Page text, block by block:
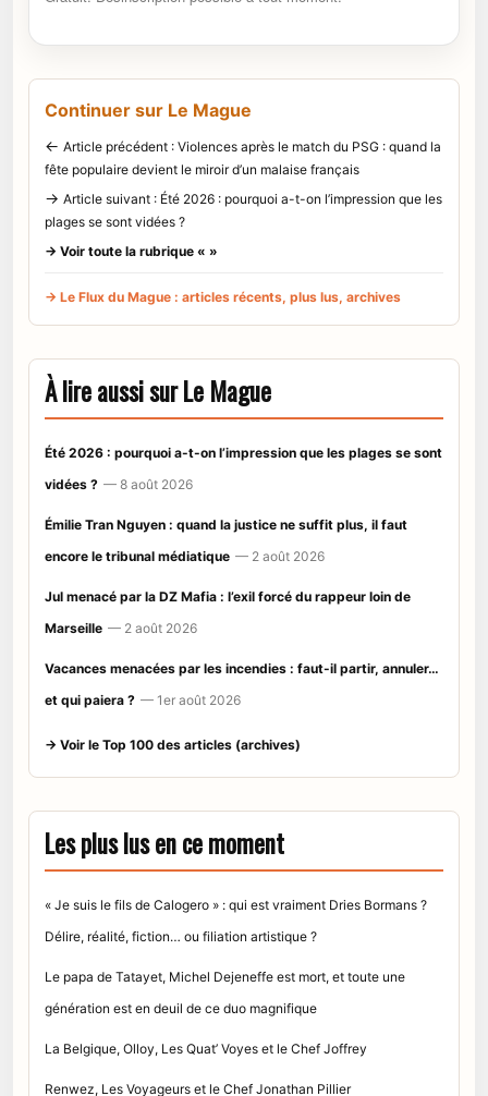
Continuer sur Le Mague
← Article précédent : Violences après le match du PSG : quand la
fête populaire devient le miroir d’un malaise français
→ Article suivant : Été 2026 : pourquoi a-t-on l’impression que les
plages se sont vidées ?
→ Voir toute la rubrique « »
→ Le Flux du Mague : articles récents, plus lus, archives
À lire aussi sur Le Mague
Été 2026 : pourquoi a-t-on l’impression que les plages se sont
vidées ? — 8 août 2026
Émilie Tran Nguyen : quand la justice ne suffit plus, il faut
encore le tribunal médiatique — 2 août 2026
Jul menacé par la DZ Mafia : l’exil forcé du rappeur loin de
Marseille — 2 août 2026
Vacances menacées par les incendies : faut-il partir, annuler…
et qui paiera ? — 1er août 2026
→ Voir le Top 100 des articles (archives)
Les plus lus en ce moment
« Je suis le fils de Calogero » : qui est vraiment Dries Bormans ?
Délire, réalité, fiction… ou filiation artistique ?
Le papa de Tatayet, Michel Dejeneffe est mort, et toute une
génération est en deuil de ce duo magnifique
La Belgique, Olloy, Les Quat’ Voyes et le Chef Joffrey
Renwez, Les Voyageurs et le Chef Jonathan Pillier